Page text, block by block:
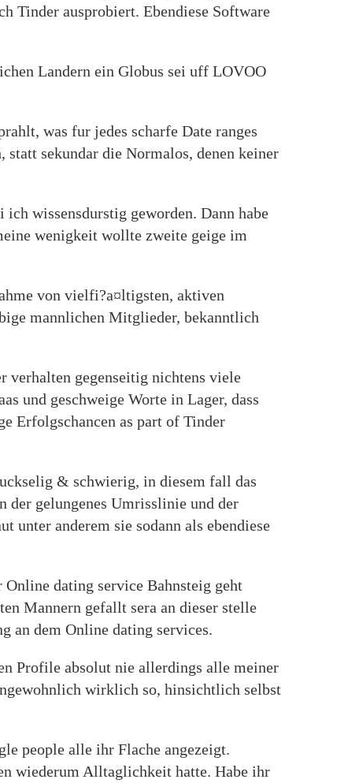
Tinder ausprobiert. Ebendiese Software
Landern ein Globus sei uff LOVOO
was fur jedes scharfe Date ranges
sekundar die Normalos, denen keiner
wissensdurstig geworden. Dann habe
wenigkeit wollte zweite geige im
von vielfi?a¤ltigsten, aktiven
mannlichen Mitglieder, bekanntlich
verhalten gegenseitig nichtens viele
und geschweige Worte in Lager, dass
Erfolgschancen as part of Tinder
& schwierig, in diesem fall das
der gelungenes Umrisslinie und der
unter anderem sie sodann als ebendiese
Online dating service Bahnsteig geht
Mannern gefallt sera an dieser stelle
an dem Online dating services.
Profile absolut nie allerdings alle meiner
wirklich so, hinsichtlich selbst
people alle ihr Flache angezeigt.
wiederum Alltaglichkeit hatte. Habe ihr